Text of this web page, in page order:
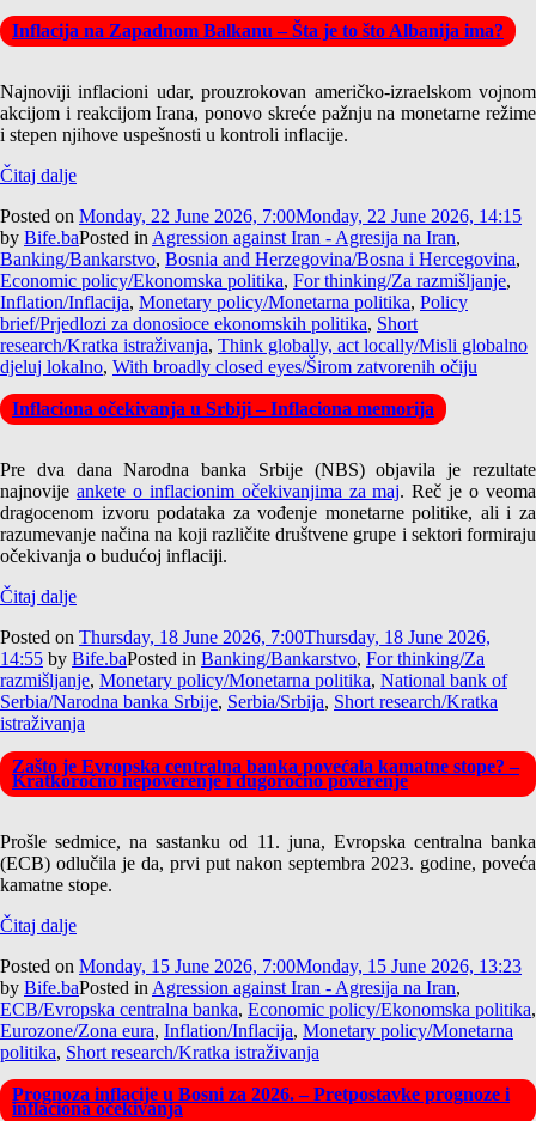
Inflacija na Zapadnom Balkanu – Šta je to što Albanija ima?
Najnoviji inflacioni udar, prouzrokovan američko-izraelskom vojnom
akcijom i reakcijom Irana, ponovo skreće pažnju na monetarne režime
i stepen njihove uspešnosti u kontroli inflacije.
Čitaj dalje
Posted on Monday, 22 June 2026, 7:00Monday, 22 June 2026, 14:15
by Bife.baPosted in Agression against Iran - Agresija na Iran,
Banking/Bankarstvo, Bosnia and Herzegovina/Bosna i Hercegovina,
Economic policy/Ekonomska politika, For thinking/Za razmišljanje,
Inflation/Inflacija, Monetary policy/Monetarna politika, Policy
brief/Prjedlozi za donosioce ekonomskih politika, Short
research/Kratka istraživanja, Think globally, act locally/Misli globalno
djeluj lokalno, With broadly closed eyes/Širom zatvorenih očiju
Inflaciona očekivanja u Srbiji – Inflaciona memorija
Pre dva dana Narodna banka Srbije (NBS) objavila je rezultate
najnovije ankete o inflacionim očekivanjima za maj. Reč je o veoma
dragocenom izvoru podataka za vođenje monetarne politike, ali i za
razumevanje načina na koji različite društvene grupe i sektori formiraju
očekivanja o budućoj inflaciji.
Čitaj dalje
Posted on Thursday, 18 June 2026, 7:00Thursday, 18 June 2026,
14:55 by Bife.baPosted in Banking/Bankarstvo, For thinking/Za
razmišljanje, Monetary policy/Monetarna politika, National bank of
Serbia/Narodna banka Srbije, Serbia/Srbija, Short research/Kratka
istraživanja
Zašto je Evropska centralna banka povećala kamatne stope? –
Kratkoročno nepoverenje i dugoročno poverenje
Prošle sedmice, na sastanku od 11. juna, Evropska centralna banka
(ECB) odlučila je da, prvi put nakon septembra 2023. godine, poveća
kamatne stope.
Čitaj dalje
Posted on Monday, 15 June 2026, 7:00Monday, 15 June 2026, 13:23
by Bife.baPosted in Agression against Iran - Agresija na Iran,
ECB/Evropska centralna banka, Economic policy/Ekonomska politika,
Eurozone/Zona eura, Inflation/Inflacija, Monetary policy/Monetarna
politika, Short research/Kratka istraživanja
Prognoza inflacije u Bosni za 2026. – Pretpostavke prognoze i
inflaciona očekivanja